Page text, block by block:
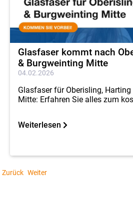
Glasfaser kommt nach
& Burgweinting Mitte
04.02.2026
Glasfaser für Oberisling,
Mitte: Erfahren Sie alles zum
Weiterlesen
Zurück Weiter